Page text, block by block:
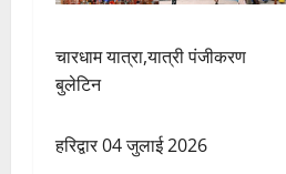
चारधाम यात्रा,यात्री पंजीकरण
बुलेटिन
हरिद्वार 04 जुलाई 2026